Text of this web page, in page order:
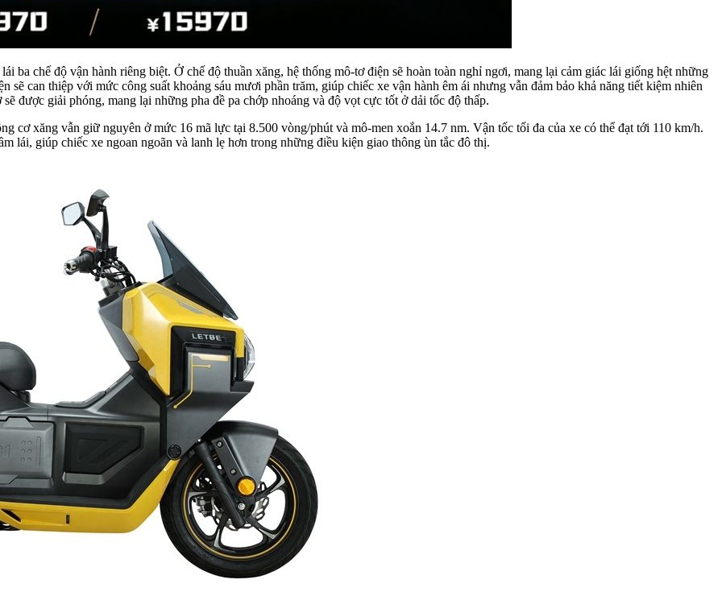
ba chế độ vận hành riêng biệt. Ở chế độ thuần xăng, hệ thống mô-tơ điện sẽ hoàn toàn nghỉ ngơi, mang lại cảm giác lái giống hệt những
sẽ can thiệp với mức công suất khoảng sáu mươi phần trăm, giúp chiếc xe vận hành êm ái nhưng vẫn đảm bảo khả năng tiết kiệm nhiên
được giải phóng, mang lại những pha đề pa chớp nhoáng và độ vọt cực tốt ở dải tốc độ thấp.
cơ xăng vẫn giữ nguyên ở mức 16 mã lực tại 8.500 vòng/phút và mô-men xoắn 14.7 nm. Vận tốc tối đa của xe có thể đạt tới 110 km/h.
lái, giúp chiếc xe ngoan ngoãn và lanh lẹ hơn trong những điều kiện giao thông ùn tắc đô thị.